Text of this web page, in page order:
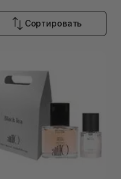
Сортировать